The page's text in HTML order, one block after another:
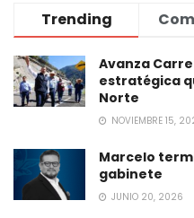
Trending
Avanza
estratégica
Norte
NOVIEMBRE 15,
Marcelo
gabinete
JUNIO 20, 2026